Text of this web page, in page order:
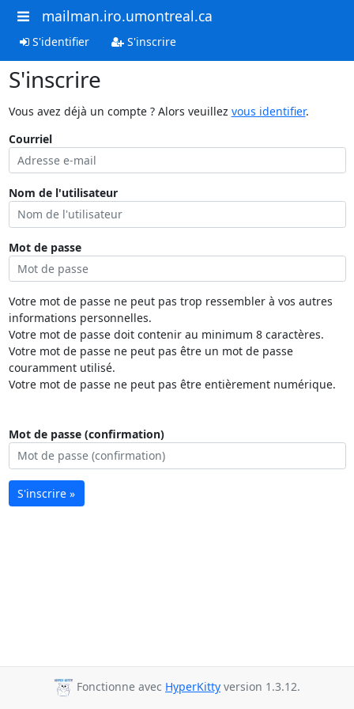
mailman.iro.umontreal.ca
S'identifier S'inscrire
S'inscrire
Vous avez déjà un compte ? Alors veuillez vous identifier.
Courriel
Nom de l'utilisateur
Mot de passe
Votre mot de passe ne peut pas trop ressembler à vos autres
informations personnelles.
Votre mot de passe doit contenir au minimum 8 caractères.
Votre mot de passe ne peut pas être un mot de passe
couramment utilisé.
Votre mot de passe ne peut pas être entièrement numérique.
Mot de passe (confirmation)
S'inscrire »
Fonctionne avec HyperKitty version 1.3.12.